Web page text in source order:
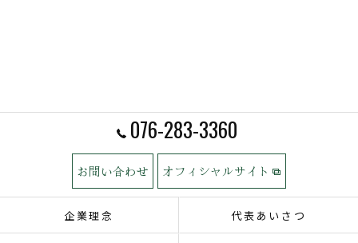
076-283-3360
お問い合わせ オフィシャルサイト
企業理念 代表あいさつ